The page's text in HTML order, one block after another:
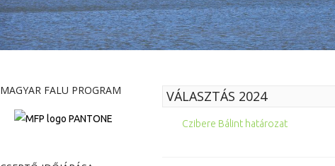
MAGYAR FALU PROGRAM VÁLASZTÁS 2024
Czibere Bálint határozat